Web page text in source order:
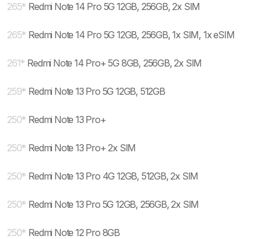
265* Redmi Note 14 Pro 5G 12GB, 256GB, 2x SIM
265* Redmi Note 14 Pro 5G 12GB, 256GB, 1x SIM, 1x eSIM
261* Redmi Note 14 Pro+ 5G 8GB, 256GB, 2x SIM
259* Redmi Note 13 Pro 5G 12GB, 512GB
250* Redmi Note 13 Pro+
250* Redmi Note 13 Pro+ 2x SIM
250* Redmi Note 13 Pro 4G 12GB, 512GB, 2x SIM
250* Redmi Note 13 Pro 5G 12GB, 256GB, 2x SIM
250* Redmi Note 12 Pro 8GB